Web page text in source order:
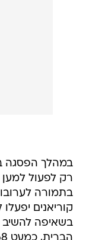
במהלך הפסגה
רק לפעול למען
בתמורה
קוריאנים
בשאיפה